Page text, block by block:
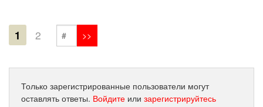
1 2
Только зарегистрированные пользователи могут
оставлять ответы. Войдите или зарегистрируйтесь